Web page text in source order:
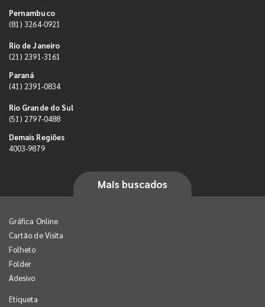
Pernambuco
(81) 3264-0921
Rio de Janeiro
(21) 2391-3161
Paraná
(41) 2391-0834
Rio Grande do Sul
(51) 2797-0488
Demais Regiões
4003-9879
Mais buscados
Gráfica Online
Cartão de Visita
Folheto
Folder
Adesivo
Etiqueta